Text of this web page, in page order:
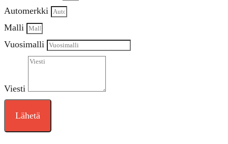
Automerkki
Malli
Vuosimalli
Viesti
Lähetä